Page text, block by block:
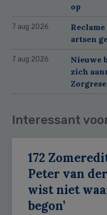
op
7 aug 2026
artsen
7 aug 2026
Nieuwe
zich
Interessant
172
Peter van
wist niet
begon’